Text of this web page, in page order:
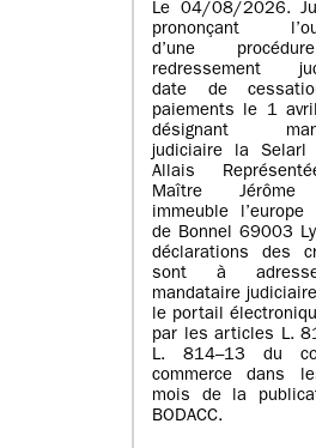
Le 04/08/2026.
prononçant
d’une
redressement
date de
paiements le 1
désignant
judiciaire la Selarl
Allais
Maître Jérôme
immeuble
de Bonnel 69003
déclarations des
sont à
mandataire
le portail
par les articles L.
L. 814–13 du
commerce dans
mois de la
BODACC.